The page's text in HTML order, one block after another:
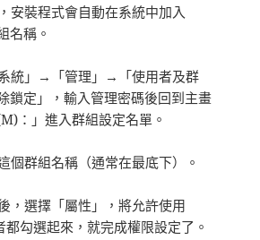
安裝程式會自動在系統中加入
名稱。
統」→「管理」→「使用者及群
鎖定」，輸入管理密碼後回到主畫
：」進入群組設定名單。
個群組名稱（通常在最底下）。
，選擇「屬性」，將允許使用
勾選起來，就完成權限設定了。